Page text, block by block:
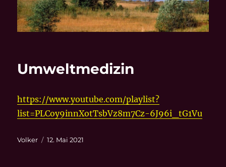
Umweltmedizin
https://www.youtube.com/playlist?
list=PLCoy9innXotTsbVz8m7Cz-6J96i_tG1Vu
Autor
Volker
Veröffentlicht
12. Mai 2021